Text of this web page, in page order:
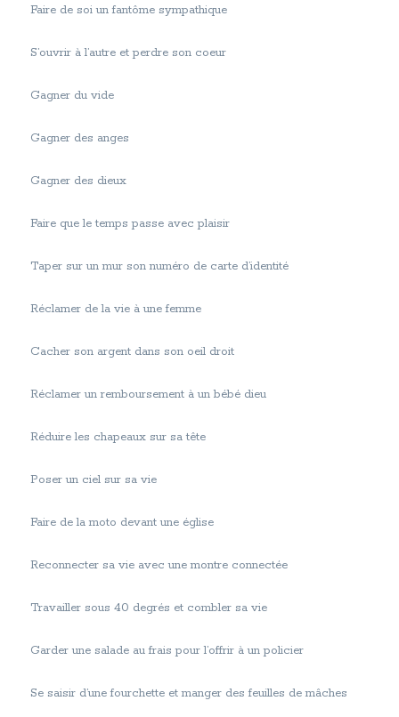
Faire de soi un fantôme sympathique
S’ouvrir à l’autre et perdre son coeur
Gagner du vide
Gagner des anges
Gagner des dieux
Faire que le temps passe avec plaisir
Taper sur un mur son numéro de carte d’identité
Réclamer de la vie à une femme
Cacher son argent dans son oeil droit
Réclamer un remboursement à un bébé dieu
Réduire les chapeaux sur sa tête
Poser un ciel sur sa vie
Faire de la moto devant une église
Reconnecter sa vie avec une montre connectée
Travailler sous 40 degrés et combler sa vie
Garder une salade au frais pour l’offrir à un policier
Se saisir d’une fourchette et manger des feuilles de mâches